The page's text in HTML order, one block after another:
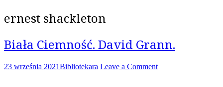
ernest shackleton
Biała Ciemność. David Grann.
23 września 2021Bibliotekara Leave a Comment